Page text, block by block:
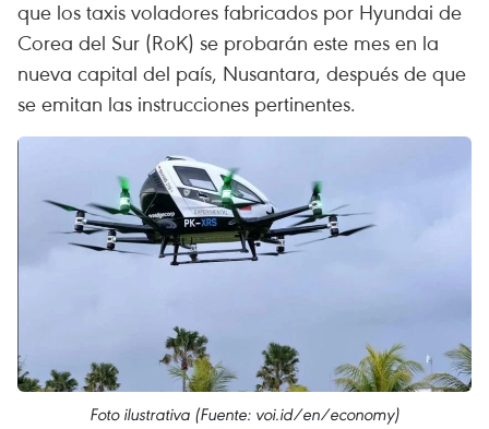
que los taxis voladores fabricados por Hyundai de
Corea del Sur (RoK) se probarán este mes en la
nueva capital del país, Nusantara, después de que
se emitan las instrucciones pertinentes.
Foto ilustrativa (Fuente: voi.id/en/economy)